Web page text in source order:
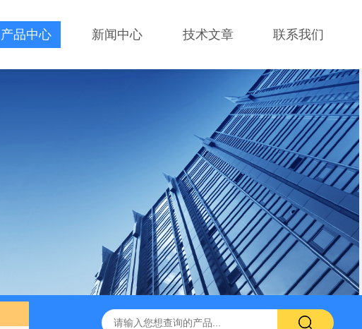
产品中心 新闻中心 技术文章 联系我们
HEIDENHAIN海德汉角度编码器全系列介绍 0631-053BARKSDALE